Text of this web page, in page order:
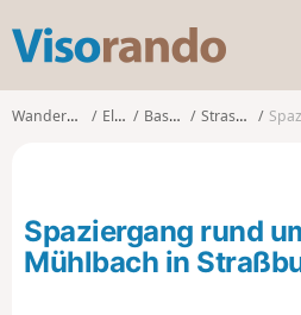
s
o
o
Wanderungen Elsass Bas-Rhin Strasbourg
Spaziergang rund
Mühlbach in